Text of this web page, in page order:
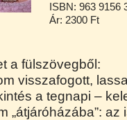
ISBN: 963 9156
Ár: 2300 Ft
a fülszövegből:
visszafogott,
a tegnapi –
„átjáróházába”: